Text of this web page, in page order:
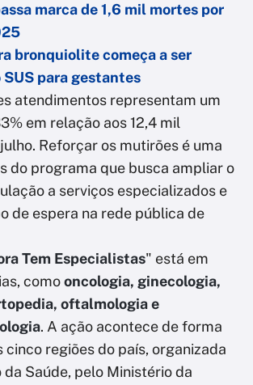
marca de 1,6 mil mortes por
bronquiolite começa a ser
para gestantes
atendimentos representam um
em relação aos 12,4 mil
Reforçar os mutirões é uma
do programa que busca ampliar o
a serviços especializados e
de espera na rede pública de
Tem Especialistas" está em
comooncologia, ginecologia,
oftalmologia e
. A ação acontece de forma
cinco regiões do país, organizada
Saúde, pelo Ministério da